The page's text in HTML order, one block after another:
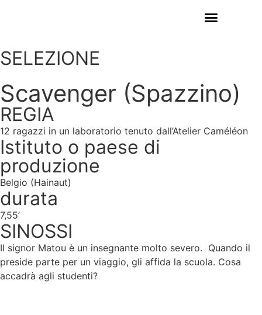
SELEZIONE
Scavenger (Spazzino)
REGIA
12 ragazzi in un laboratorio tenuto dall’Atelier Caméléon
Istituto o paese di
produzione
Belgio (Hainaut)
durata
7,55’
SINOSSI
Il signor Matou è un insegnante molto severo. Quando il
preside parte per un viaggio, gli affida la scuola. Cosa
accadrà agli studenti?